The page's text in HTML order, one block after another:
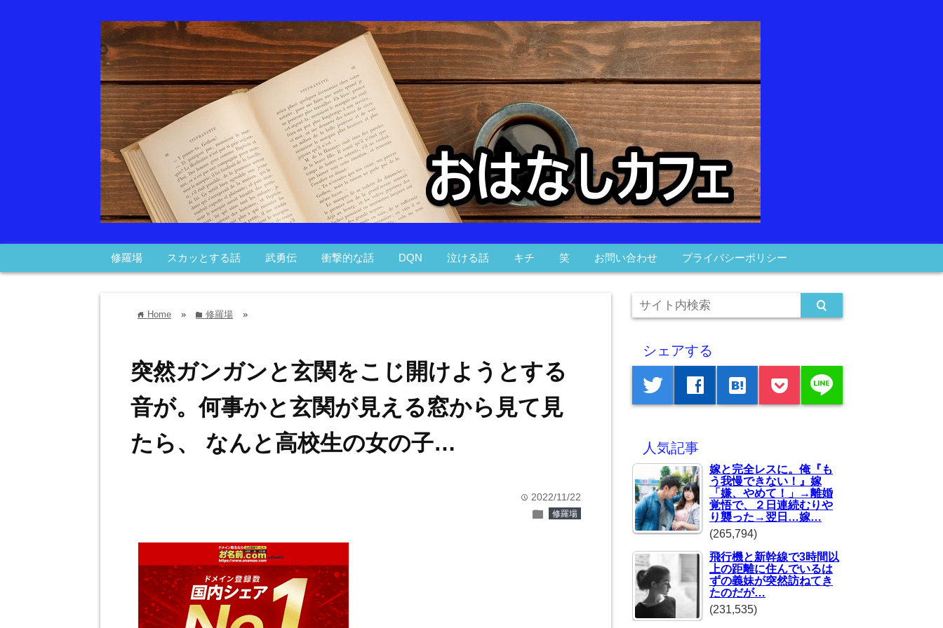
修羅場 スカッとする話 武勇伝 衝撃的な話 DQN 泣ける話 キチ 笑 お問い合わせ プライバシーポリシー
home Home » folder 修羅場 »
突然ガンガンと玄関をこじ開けようとする
音が。何事かと玄関が見える窓から見て見
たら、 なんと高校生の女の子…
time 2022/11/22
folder 修羅場
シェアする
twitter facebook hatenabookmark line
人気記事
嫁と完全レスに。俺『も
う我慢できない！』嫁
「嫌、やめて！」→離婚
覚悟で、２日連続むりや
り襲った→翌日…嫁…
(265,794)
飛行機と新幹線で3時間以
上の距離に住んでいるは
ずの義妹が突然訪ねてき
たのだが…
(231,535)